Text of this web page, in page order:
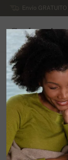
Envío
Cachemira
ESPAÑA
Ir a la página principal
Jerseys de señora de